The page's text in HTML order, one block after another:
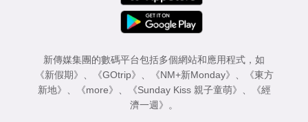
新傳媒集團的數碼平台包括多個網站和應用程式，如
《新假期》
《GOtrip》 《NM+新Monday》
《東方
新地》
《more》 《Sunday Kiss 親子童萌》
《經
濟一週》
。